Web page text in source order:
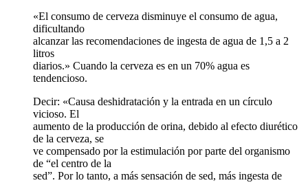
«El consumo de cerveza disminuye el consumo de agua,
dificultando
alcanzar las recomendaciones de ingesta de agua de 1,5 a 2
litros
diarios.» Cuando la cerveza es en un 70% agua es
tendencioso.
Decir: «Causa deshidratación y la entrada en un círculo
vicioso. El
aumento de la producción de orina, debido al efecto diurético
de la cerveza, se
ve compensado por la estimulación por parte del organismo
de “el centro de la
sed”. Por lo tanto, a más sensación de sed, más ingesta de